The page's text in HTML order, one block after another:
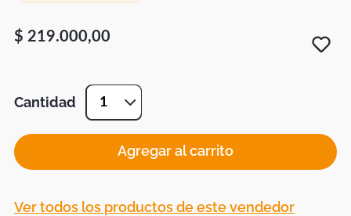
$ 219.000,00
Cantidad 1
Agregar al carrito
Ver todos los productos de este vendedor